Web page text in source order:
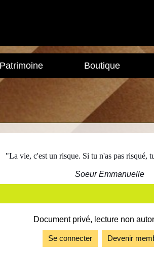
Patrimoine Boutique
"La vie, c'est un risque. Si tu n'as pas risqué,
Soeur Emmanuelle
Document privé, lecture non
Se connecter Devenir